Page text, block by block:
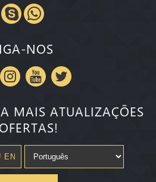
NOS
MAIS ATUALIZAÇÕES